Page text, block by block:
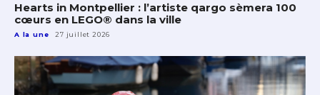
Hearts in Montpellier : l’artiste qargo sèmera 100
cœurs en LEGO® dans la ville
A la une 27 juillet 2026